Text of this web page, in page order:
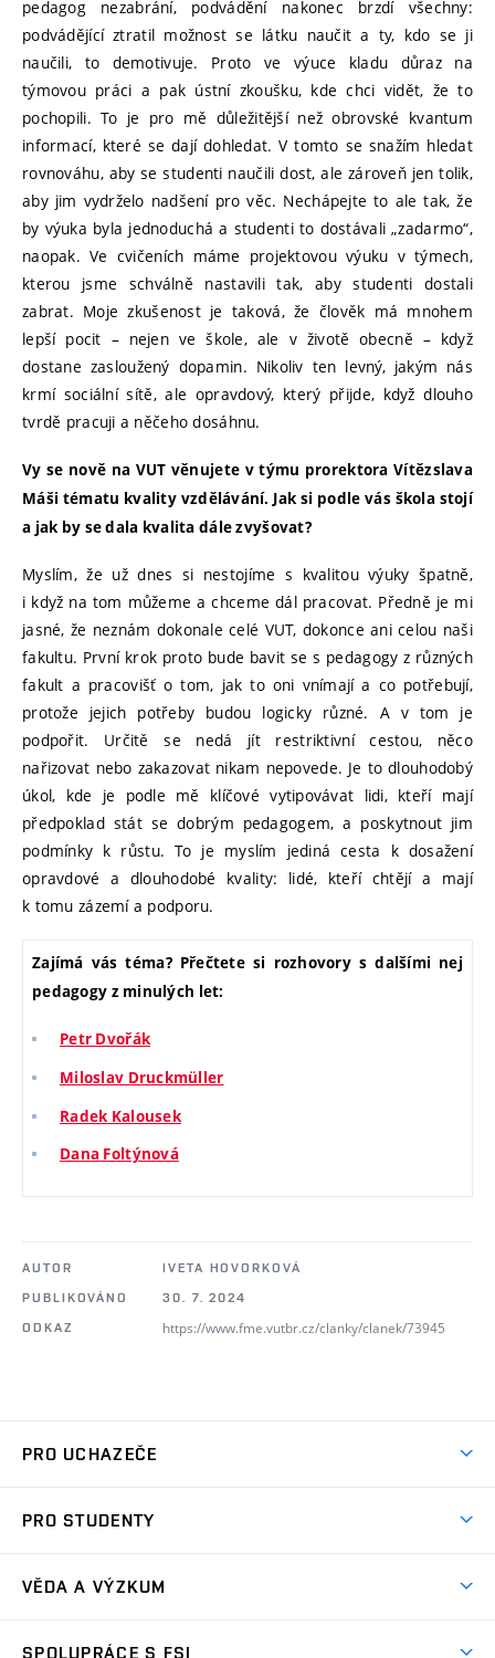
pedagog nezabrání, podvádění nakonec brzdí všechny:
podvádějící ztratil možnost se látku naučit a ty, kdo se ji
naučili, to demotivuje. Proto ve výuce kladu důraz na
týmovou práci a pak ústní zkoušku, kde chci vidět, že to
pochopili. To je pro mě důležitější než obrovské kvantum
informací, které se dají dohledat. V tomto se snažím hledat
rovnováhu, aby se studenti naučili dost, ale zároveň jen tolik,
aby jim vydrželo nadšení pro věc. Nechápejte to ale tak, že
by výuka byla jednoduchá a studenti to dostávali „zadarmo“,
naopak. Ve cvičeních máme projektovou výuku v týmech,
kterou jsme schválně nastavili tak, aby studenti dostali
zabrat. Moje zkušenost je taková, že člověk má mnohem
lepší pocit – nejen ve škole, ale v životě obecně – když
dostane zasloužený dopamin. Nikoliv ten levný, jakým nás
krmí sociální sítě, ale opravdový, který přijde, když dlouho
tvrdě pracuji a něčeho dosáhnu.
Vy se nově na VUT věnujete v týmu prorektora Vítězslava
Máši tématu kvality vzdělávání. Jak si podle vás škola stojí
a jak by se dala kvalita dále zvyšovat?
Myslím, že už dnes si nestojíme s kvalitou výuky špatně,
i když na tom můžeme a chceme dál pracovat. Předně je mi
jasné, že neznám dokonale celé VUT, dokonce ani celou naši
fakultu. První krok proto bude bavit se s pedagogy z různých
fakult a pracovišť o tom, jak to oni vnímají a co potřebují,
protože jejich potřeby budou logicky různé. A v tom je
podpořit. Určitě se nedá jít restriktivní cestou, něco
nařizovat nebo zakazovat nikam nepovede. Je to dlouhodobý
úkol, kde je podle mě klíčové vytipovávat lidi, kteří mají
předpoklad stát se dobrým pedagogem, a poskytnout jim
podmínky k růstu. To je myslím jediná cesta k dosažení
opravdové a dlouhodobé kvality: lidé, kteří chtějí a mají
k tomu zázemí a podporu.
Zajímá vás téma? Přečtete si rozhovory s dalšími nej
pedagogy z minulých let:
Petr Dvořák
Miloslav Druckmüller
Radek Kalousek
Dana Foltýnová
AUTOR
IVETA HOVORKOVÁ
PUBLIKOVÁNO
30. 7. 2024
ODKAZ
https://www.fme.vutbr.cz/clanky/clanek/73945
PRO UCHAZEČE
Ambasadoři studia
PRO STUDENTY
Studijní předpisy
VĚDA A VÝZKUM
SPOLUPRÁCE S FSI